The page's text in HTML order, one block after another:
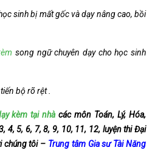
sinh bị mất gốc và dạy nâng cao, bồi
song ngữ chuyên dạy cho học sinh
bộ rõ rệt .
kèm tại nhà các môn Toán, Lý, Hóa,
4, 5, 6, 7, 8, 9, 10, 11, 12, luyện thi Đại
chúng tôi – Trung tâm Gia sư Tài Năng